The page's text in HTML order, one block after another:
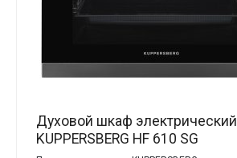
Духовой шкаф электрический
KUPPERSBERG HF 610 SG